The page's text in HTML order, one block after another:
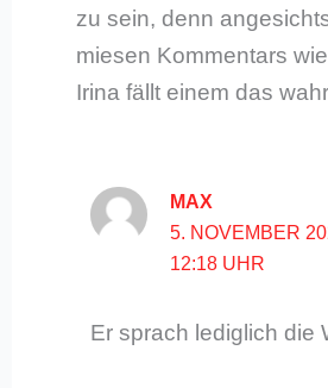
zu sein, denn
miesen Kommentars
Irina fällt einem das
MAX
5. NOVEMBER
12:18 UHR
Er sprach lediglich die